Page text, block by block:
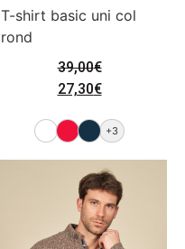
T-shirt basic uni col
rond
39,00€
27,30€
+3